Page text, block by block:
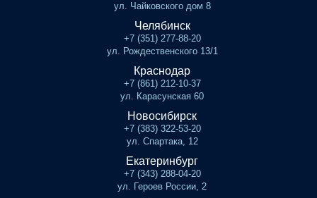
ул. Чайковского дом 8
Челябинск
+7 (351) 277-88-20
ул. Рождественского 13/1
Краснодар
+7 (861) 212-10-37
ул. Карасунская 60
Новосибирск
+7 (383) 322-53-20
ул. Спартака, 12
Екатеринбург
+7 (343) 288-04-20
ул. Героев России, 2